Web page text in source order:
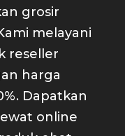
grosir
melayani
reseller
harga
Dapatkan
online